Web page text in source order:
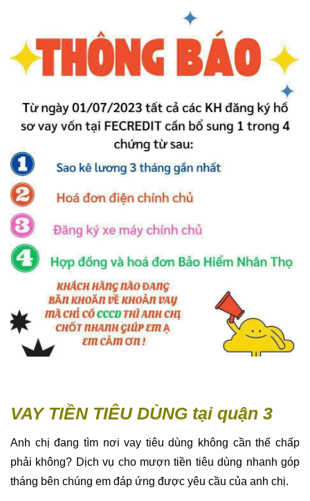
VAY TIỀN TIÊU DÙNG tại quận 3
Anh chị đang tìm nơi vay tiêu dùng không cần thế chấp
phải không? Dịch vụ cho mượn tiền tiêu dùng nhanh góp
tháng bên chúng em đáp ứng được yêu cầu của anh chị.